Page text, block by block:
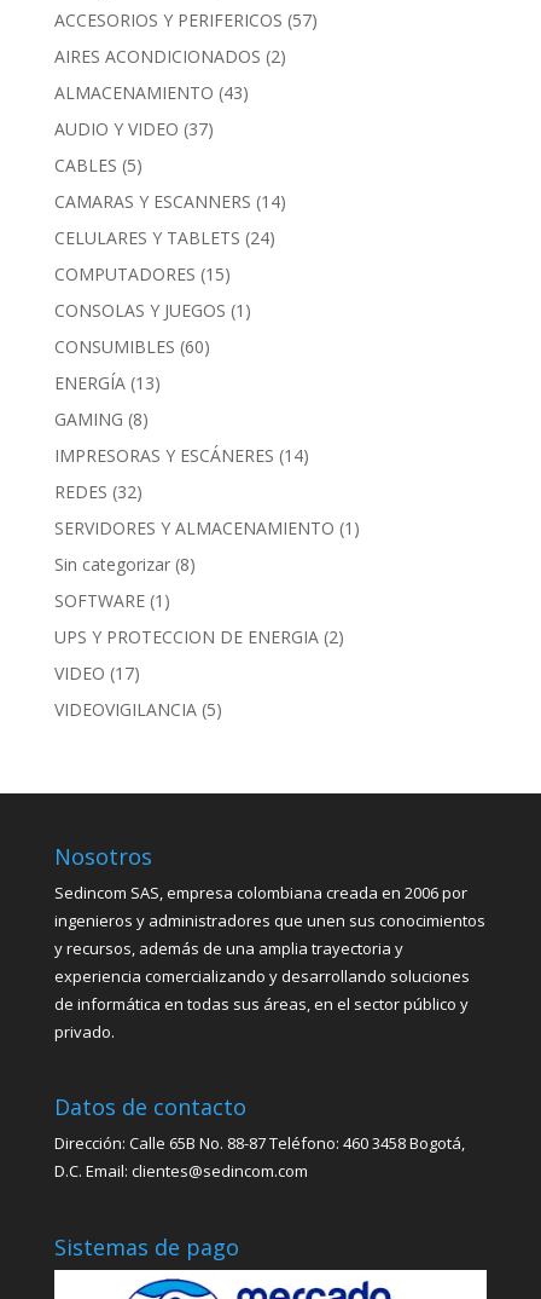
ACCESORIOS Y PERIFERICOS (57)
AIRES ACONDICIONADOS (2)
ALMACENAMIENTO (43)
AUDIO Y VIDEO (37)
CABLES (5)
CAMARAS Y ESCANNERS (14)
CELULARES Y TABLETS (24)
COMPUTADORES (15)
CONSOLAS Y JUEGOS (1)
CONSUMIBLES (60)
ENERGÍA (13)
GAMING (8)
IMPRESORAS Y ESCÁNERES (14)
REDES (32)
SERVIDORES Y ALMACENAMIENTO (1)
Sin categorizar (8)
SOFTWARE (1)
UPS Y PROTECCION DE ENERGIA (2)
VIDEO (17)
VIDEOVIGILANCIA (5)
Nosotros
Sedincom SAS, empresa colombiana creada en 2006 por
ingenieros y administradores que unen sus conocimientos
y recursos, además de una amplia trayectoria y
experiencia comercializando y desarrollando soluciones
de informática en todas sus áreas, en el sector público y
privado.
Datos de contacto
Dirección: Calle 65B No. 88-87 Teléfono: 460 3458 Bogotá,
D.C. Email: clientes@sedincom.com
Sistemas de pago